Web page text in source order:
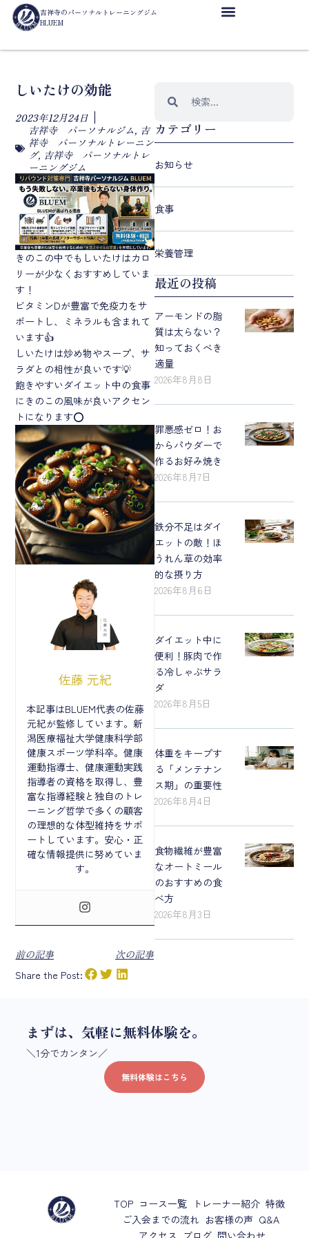
吉祥寺のパーソナルトレーニングジム
BLUEM
しいたけの効能
2023年12月24日
吉祥寺 パーソナルジム, 吉
祥寺 パーソナルトレーニン
グ, 吉祥寺 パーソナルトレ
ーニングジム
きのこの中でもしいたけはカロ
リーが少なくおすすめしていま
す！
ビタミンDが豊富で免疫力をサ
ポートし、ミネラルも含まれて
います👍
しいたけは炒め物やスープ、サ
ラダとの相性が良いです💡
飽きやすいダイエット中の食事
にきのこの風味が良いアクセン
トになります⭕️
佐藤 元紀
本記事はBLUEM代表の佐藤
元紀が監修しています。新
潟医療福祉大学健康科学部
健康スポーツ学科卒。健康
運動指導士、健康運動実践
指導者の資格を取得し、豊
富な指導経験と独自のトレ
ーニング哲学で多くの顧客
の理想的な体型維持をサポ
ートしています。安心・正
確な情報提供に努めていま
す。
前の記事
次の記事
Share the Post:
カテゴリー
お知らせ
食事
栄養管理
最近の投稿
アーモンドの脂
質は太らない？
知っておくべき
適量
2026年8月8日
罪悪感ゼロ！お
からパウダーで
作るお好み焼き
2026年8月7日
鉄分不足はダイ
エットの敵！ほ
うれん草の効率
的な摂り方
2026年8月6日
ダイエット中に
便利！豚肉で作
る冷しゃぶサラ
ダ
2026年8月5日
体重をキープす
る「メンテナン
ス期」の重要性
2026年8月4日
食物繊維が豊富
なオートミール
のおすすめの食
べ方
2026年8月3日
まずは、気軽に無料体験を。
＼1分でカンタン／
無料体験はこちら
TOP コース一覧 トレーナー紹介 特徴
ご入会までの流れ お客様の声 Q&A